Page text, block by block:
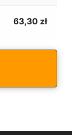
63,30 zł